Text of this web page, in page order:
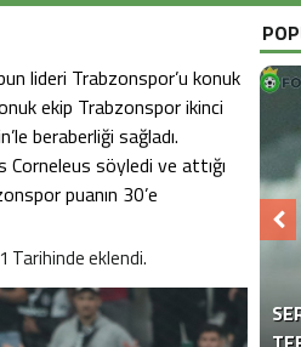
BAYRAMI KUTLAMA
BAYRAMI KUTLAMA MESAJI
BAYRAMI KUTLAMA MESAJI
KUTLAMA MESAJI
KUTLAMA MESAJI
BAYRAMI KUTLAMA MESAJI
BAYRAMI KUTLAMA MESAJI
lideri Trabzonspor’u konuk
ekip Trabzonspor ikinci
beraberliği sağladı.
söyledi ve attığı
puanın 30’e
Tarihinde eklendi.